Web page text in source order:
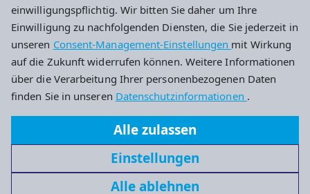
einwilligungspflichtig. Wir bitten Sie daher um Ihre
Einwilligung zu nachfolgenden Diensten, die Sie jederzeit in
unseren Consent-Management-Einstellungen mit Wirkung
auf die Zukunft widerrufen können. Weitere Informationen
über die Verarbeitung Ihrer personenbezogenen Daten
finden Sie in unseren Datenschutzinformationen .
Alle zulassen
Einstellungen
Alle ablehnen
Impressum Datenschutz Cookie-Einstellungen
Diakonie Hessen
www.menschen-wie-wir.de
Solmsstraße 2 – 22 / Haus 18
60486 Frankfurt am Main
redaktion@menschen-wie-wir.de